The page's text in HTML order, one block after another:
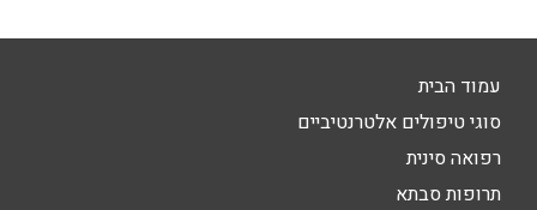
עמוד הבית
סוגי טיפולים אלטרנטיביים
רפואה סינית
תרופות סבתא